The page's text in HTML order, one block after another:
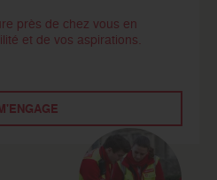
près de chez vous en
et de vos aspirations.